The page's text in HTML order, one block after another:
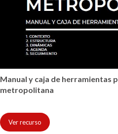
Manual y caja de herramientas
metropolitana
Ver recurso